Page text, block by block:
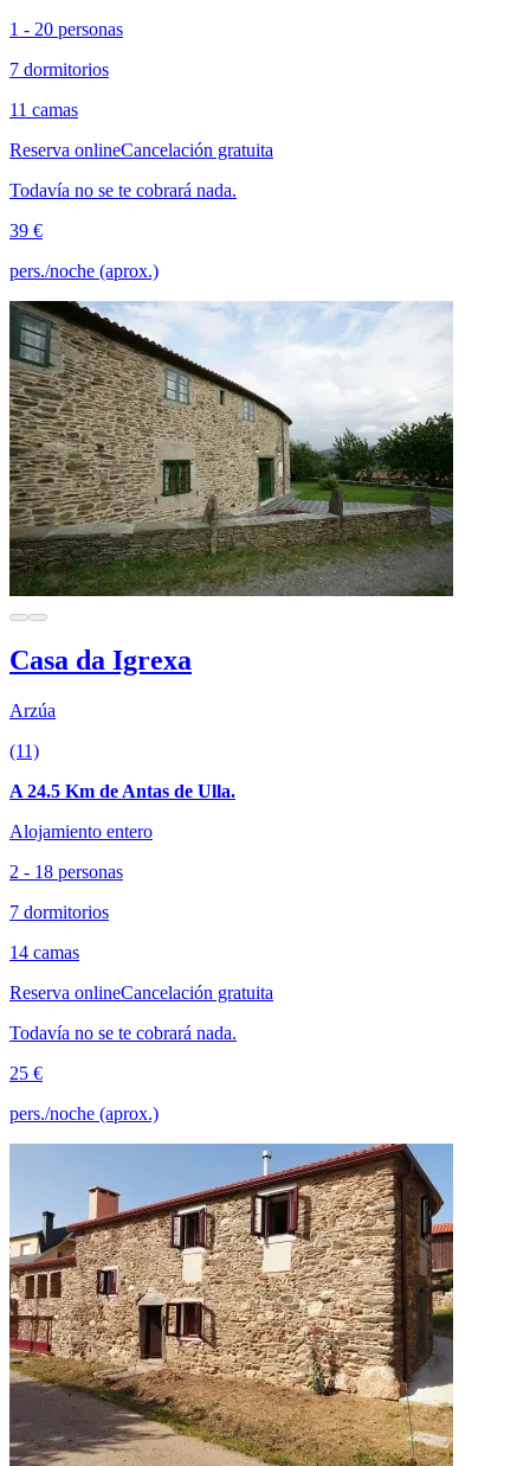
1 - 20 personas
7 dormitorios
11 camas
Reserva onlineCancelación gratuita
Todavía no se te cobrará nada.
39 €
pers./noche (aprox.)
Casa da Igrexa
Arzúa
(11)
A 24.5 Km de Antas de Ulla.
Alojamiento entero
2 - 18 personas
7 dormitorios
14 camas
Reserva onlineCancelación gratuita
Todavía no se te cobrará nada.
25 €
pers./noche (aprox.)